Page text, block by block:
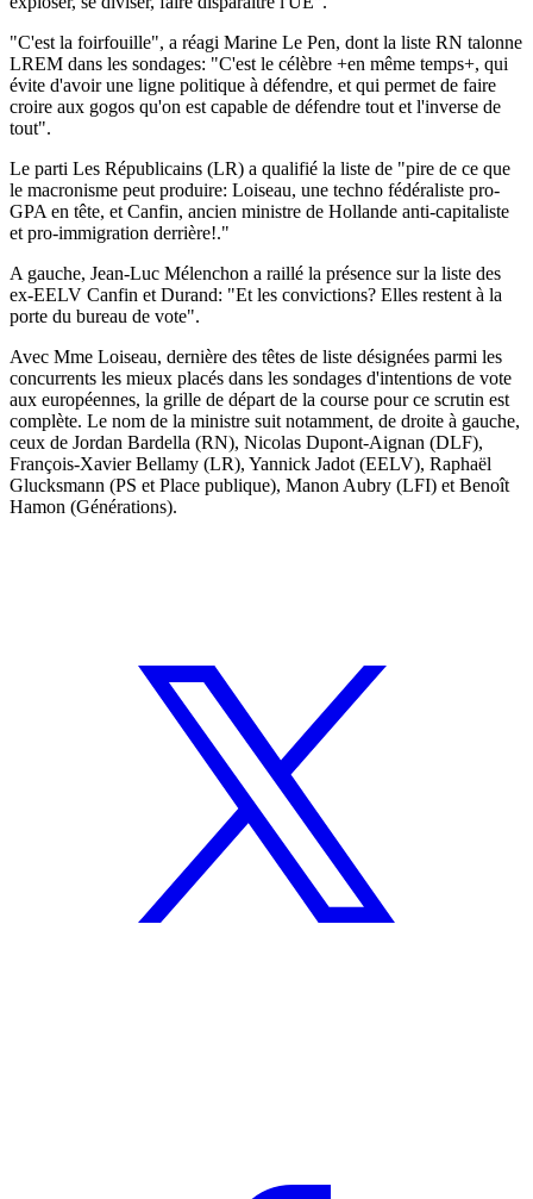
"C'est la foirfouille", a réagi Marine Le Pen, dont la liste RN talonne
LREM dans les sondages: "C'est le célèbre +en même temps+, qui
évite d'avoir une ligne politique à défendre, et qui permet de faire
croire aux gogos qu'on est capable de défendre tout et l'inverse de
tout".
Le parti Les Républicains (LR) a qualifié la liste de "pire de ce que
le macronisme peut produire: Loiseau, une techno fédéraliste pro-
GPA en tête, et Canfin, ancien ministre de Hollande anti-capitaliste
et pro-immigration derrière!."
A gauche, Jean-Luc Mélenchon a raillé la présence sur la liste des
ex-EELV Canfin et Durand: "Et les convictions? Elles restent à la
porte du bureau de vote".
Avec Mme Loiseau, dernière des têtes de liste désignées parmi les
concurrents les mieux placés dans les sondages d'intentions de vote
aux européennes, la grille de départ de la course pour ce scrutin est
complète. Le nom de la ministre suit notamment, de droite à gauche,
ceux de Jordan Bardella (RN), Nicolas Dupont-Aignan (DLF),
François-Xavier Bellamy (LR), Yannick Jadot (EELV), Raphaël
Glucksmann (PS et Place publique), Manon Aubry (LFI) et Benoît
Hamon (Générations).